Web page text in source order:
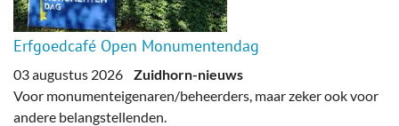
Erfgoedcafé Open Monumentendag
03 augustus 2026 Zuidhorn-nieuws
Voor monumenteigenaren/beheerders, maar zeker ook voor
andere belangstellenden.